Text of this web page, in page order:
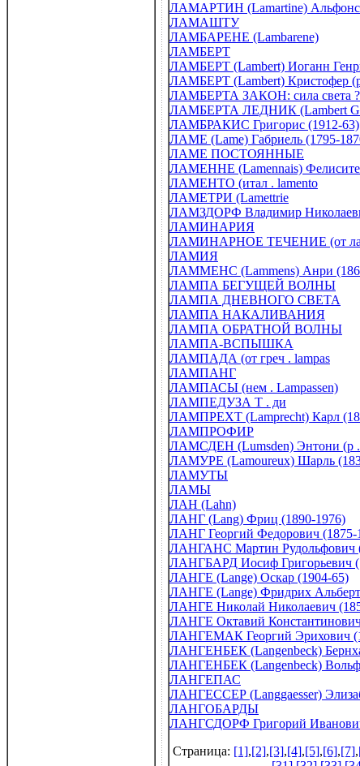
ЛАМАРТИН (Lamartine) Альфонс
ЛАМАШТУ
ЛАМБАРЕНЕ (Lambarene)
ЛАМБЕРТ
ЛАМБЕРТ (Lambert) Иоганн
ЛАМБЕРТ (Lambert) Кристофер
ЛАМБЕРТА ЗАКОН: сила света
ЛАМБЕРТА ЛЕДНИК (Lambert
ЛАМБРАКИС Григорис (1912-63)
ЛАМЕ (Lame) Габриель (1795-
ЛАМЕ ПОСТОЯННЫЕ
ЛАМЕННЕ (Lamennais) Фелисите
ЛАМЕНТО (итал . lamento
ЛАМЕТРИ (Lamettrie
ЛАМЗДОРФ Владимир
ЛАМИНАРИЯ
ЛАМИНАРНОЕ ТЕЧЕНИЕ (от лат
ЛАМИЯ
ЛАММЕНС (Lammens) Анри
ЛАМПА БЕГУЩЕЙ ВОЛНЫ
ЛАМПА ДНЕВНОГО СВЕТА
ЛАМПА НАКАЛИВАНИЯ
ЛАМПА ОБРАТНОЙ ВОЛНЫ
ЛАМПА-ВСПЫШКА
ЛАМПАДА (от греч . lampas
ЛАМПАНГ
ЛАМПАСЫ (нем . Lampassen)
ЛАМПЕДУЗА Т . ди
ЛАМПРЕХТ (Lamprecht) Карл
ЛАМПРОФИР
ЛАМСДЕН (Lumsden) Энтони (р
ЛАМУРЕ (Lamoureux) Шарль
ЛАМУТЫ
ЛАМЫ
ЛАН (Lahn)
ЛАНГ (Lang) Фриц (1890-1976)
ЛАНГ Георгий Федорович (1875-
ЛАНГАНС Мартин Рудольфович
ЛАНГБАРД Иосиф Григорьевич
ЛАНГЕ (Lange) Оскар (1904-65)
ЛАНГЕ (Lange) Фридрих Альберт
ЛАНГЕ Николай Николаевич
ЛАНГЕ Октавий
ЛАНГЕМАК Георгий Эрихович
ЛАНГЕНБЕК (Langenbeck)
ЛАНГЕНБЕК (Langenbeck)
ЛАНГЕПАС
ЛАНГЕССЕР (Langgaesser)
ЛАНГОБАРДЫ
ЛАНГСДОРФ Григорий Иванович
Страница: [1],[2],[3],[4],[5],[6],[7],